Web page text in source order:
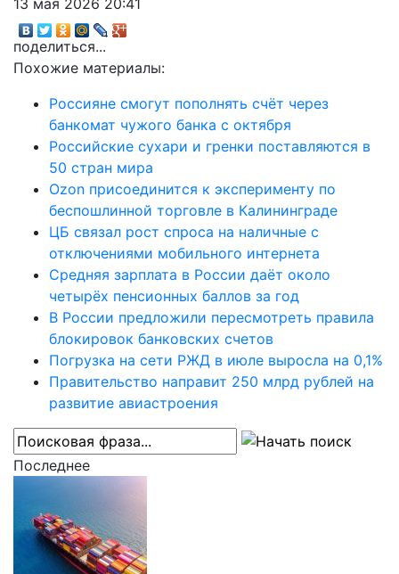
поделиться...
Похожие материалы:
Россияне смогут пополнять счёт через
банкомат чужого банка с октября
Российские сухари и гренки поставляются в
50 стран мира
Ozon присоединится к эксперименту по
беспошлинной торговле в Калининграде
ЦБ связал рост спроса на наличные с
отключениями мобильного интернета
Средняя зарплата в России даёт около
четырёх пенсионных баллов за год
В России предложили пересмотреть правила
блокировок банковских счетов
Погрузка на сети РЖД в июле выросла на 0,1%
Правительство направит 250 млрд рублей на
развитие авиастроения
Последнее